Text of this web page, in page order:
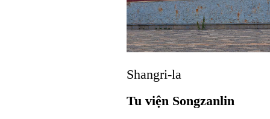
Shangri-la
Tu viện Songzanlin